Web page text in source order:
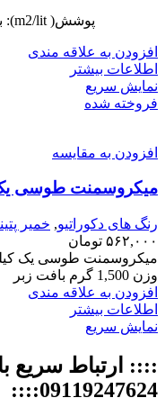
پوشش( m2/lit): با توجه به هموار بودن سطح 7
افزودن به علاقه مندی
اطلاعات بیشتر
نمایش سریع
فروخته شده
افزودن به مقایسه
میکروسمنت طوسی یک
رنگ های دکوراتیو, خمیر
۵۶۲,۰۰۰ تومان
میکروسمنت طوسی یک
وزن 1,500 گرم بافت زبر
افزودن به علاقه مندی
اطلاعات بیشتر
نمایش سریع
:::: ارتباط سریع
09119247624::::